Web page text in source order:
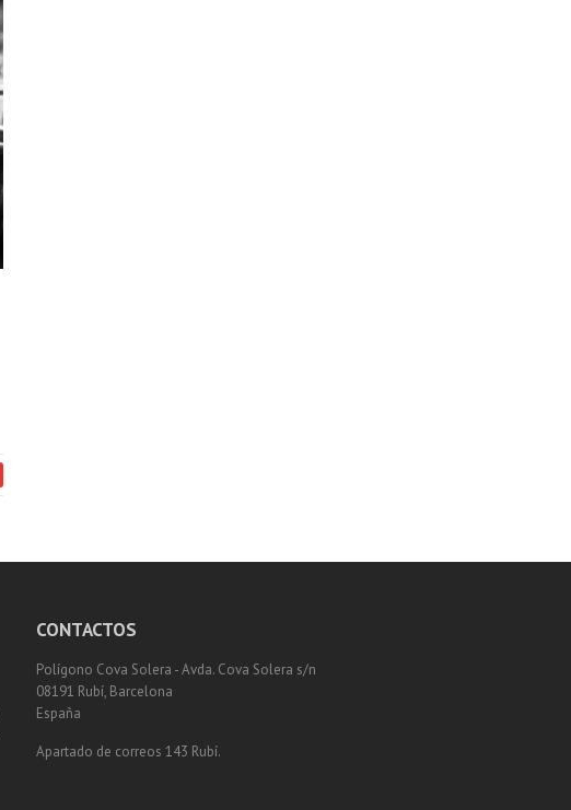
CONTACTOS
Polígono Cova Solera - Avda. Cova Solera s/n
08191 Rubí, Barcelona
España
Apartado de correos 143 Rubí.